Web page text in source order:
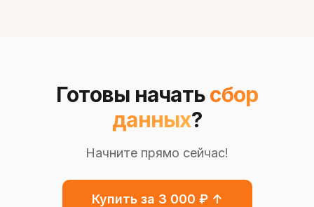
Готовы начатьсбор
данных?
Начните прямо сейчас!
Купить за 3 000 ₽ ↑